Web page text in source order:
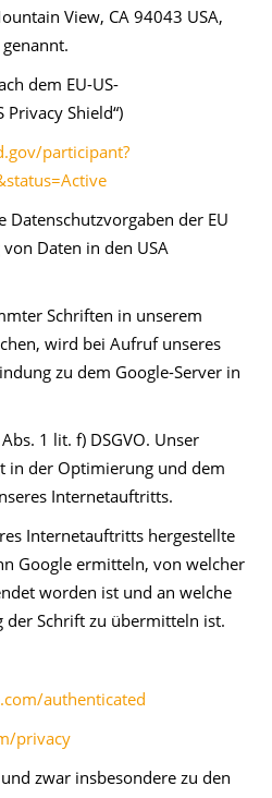
View, CA 94043 USA,
dem EU-US-
Privacy Shield“)
participant?
Datenschutzvorgaben der EU
Daten in den USA
Schriften in unserem
wird bei Aufruf unseres
zu dem Google-Server in
1 lit. f) DSGVO. Unser
in der Optimierung und dem
Internetauftritts.
Internetauftritts hergestellte
Google ermitteln, von welcher
worden ist und an welche
der Schrift zu übermitteln ist.
authenticated
privacy
zwar insbesondere zu den